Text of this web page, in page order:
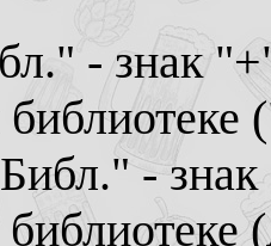
- знак
-